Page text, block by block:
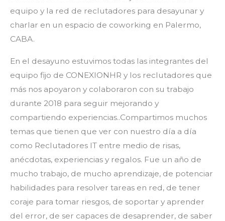
equipo y la red de reclutadores para desayunar y
charlar en un espacio de coworking en Palermo,
CABA.
En el desayuno estuvimos todas las integrantes del
equipo fijo de CONEXIONHR y los reclutadores que
más nos apoyaron y colaboraron con su trabajo
durante 2018 para seguir mejorando y
compartiendo experiencias..Compartimos muchos
temas que tienen que ver con nuestro día a día
como Reclutadores IT entre medio de risas,
anécdotas, experiencias y regalos. Fue un año de
mucho trabajo, de mucho aprendizaje, de potenciar
habilidades para resolver tareas en red, de tener
coraje para tomar riesgos, de soportar y aprender
del error, de ser capaces de desaprender, de saber